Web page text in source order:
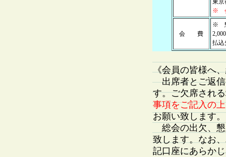
東京
※ 会
会 費
※
払込
《会員の皆様へ
出席者とご返信
す。ご欠席され
事項をご記入の
お願い致します。
総会の出欠、
致します。なお
記口座にあらか